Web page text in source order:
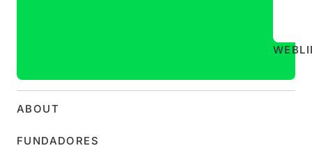
WEB
ABOUT
FUNDADORES